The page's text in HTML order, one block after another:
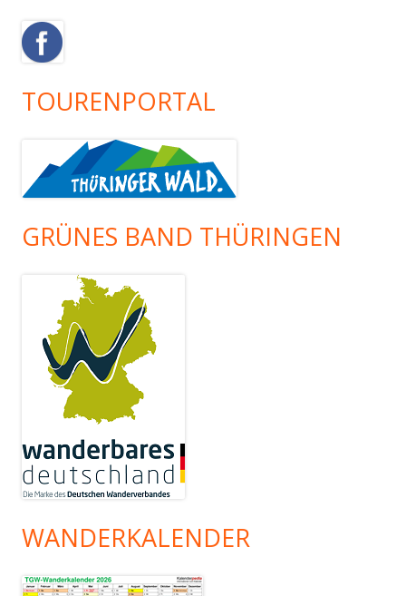
TOURENPORTAL
GRÜNES BAND THÜRINGEN
WANDERKALENDER